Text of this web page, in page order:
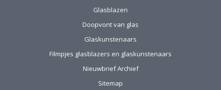
Glasblazen
Doopvont van glas
Glaskunstenaars
Filmpjes glasblazers en glaskunstenaars
Nieuwbrief Archief
Sitemap